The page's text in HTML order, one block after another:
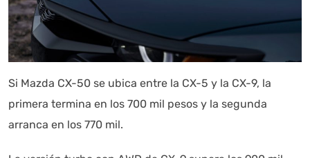
Si Mazda CX-50 se ubica entre la CX-5 y la CX-9, la
primera termina en los 700 mil pesos y la segunda
arranca en los 770 mil.